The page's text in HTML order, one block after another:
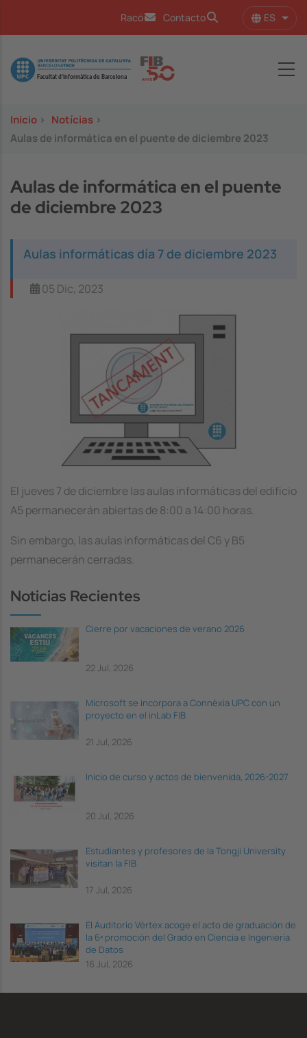
Racó Contacto ES
Image
Inicio > Notícias >
Aulas de informática en el puente de diciembre 2023
Aulas de informática en el puente
de diciembre 2023
Aulas informáticas día 7 de diciembre 2023
05 Dic, 2023
El jueves 7 de diciembre las aulas informáticas del edificio
A5 permanecerán abiertas de 8:00 a 14:00 horas.
Sin embargo, las aulas informáticas del C6 y B5
permanecerán cerradas.
Noticias Recientes
Cierre por vacaciones de verano 2026
22 Jul, 2026
Microsoft se incorpora a Connèxia UPC con un
proyecto en el inLab FIB
21 Jul, 2026
Inicio de curso y actos de bienvenida, 2026-2027
20 Jul, 2026
Estudiantes y profesores de la Tongji University
visitan la FIB
17 Jul, 2026
El Auditorio Vèrtex acoge el acto de graduación de
la 6ª promoción del Grado en Ciencia e Ingeniería
de Datos
16 Jul, 2026